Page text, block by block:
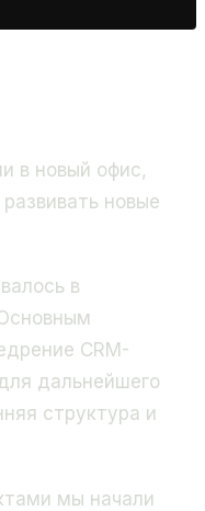
в новый офис,
новые
в
CRM-
дальнейшего
структура и
мы начали